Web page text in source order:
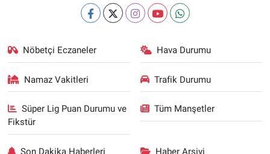
Nöbetçi Eczaneler Hava Durumu
Namaz Vakitleri Trafik Durumu
Süper Lig Puan Durumu ve
Fikstür
Tüm Manşetler
Son Dakika Haberleri Haber Arşivi
Türkiye'nin Geleceği
Türkiye'nin Gündemi
Yerel Gündem